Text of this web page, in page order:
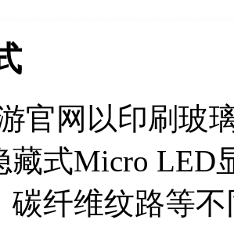
官网以印刷玻璃
式Micro LED
、碳纤维纹路等不